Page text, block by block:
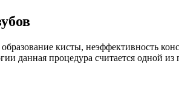
кисты, неэффективность
данная процедура считается одной